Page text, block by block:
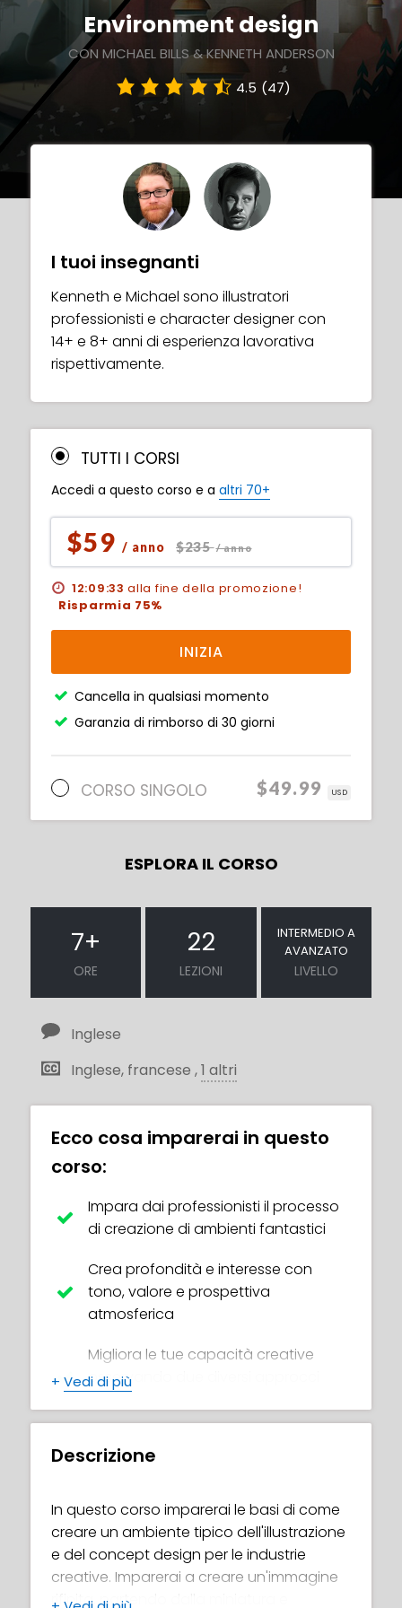
Environment design
CON MICHAEL BILLS & KENNETH ANDERSON
4.5 (47)
I tuoi insegnanti
Kenneth e Michael sono illustratori
professionisti e character designer con
14+ e 8+ anni di esperienza lavorativa
rispettivamente.
TUTTI I CORSI
Accedi a questo corso e a altri 70+
$59 / anno $235/ anno
12:09:32 alla fine della promozione!
Risparmia 75%
INIZIA
Cancella in qualsiasi momento
Garanzia di rimborso di 30 giorni
CORSO SINGOLO $49.99 USD
ESPLORA IL CORSO
7+
ORE
22
LEZIONI
INTERMEDIO A
AVANZATO
LIVELLO
Inglese
Inglese, francese ,1 altri
Ecco cosa imparerai in questo
corso:
Impara dai professionisti il processo
di creazione di ambienti fantastici
Crea profondità e interesse con
tono, valore e prospettiva
atmosferica
Migliora le tue capacità creative
osservando due diversi approcci
l'equilibrio e la regola dei terzi sono
Utilizza le modalità di fusione per
creare effetti fantastici molto più
velocemente
+ Vedi di più
Descrizione
In questo corso imparerai le basi di come
creare un ambiente tipico dell'illustrazione
e del concept design per le industrie
creative. Imparerai a creare un'immagine
rifinita, partendo dalla miniatura e